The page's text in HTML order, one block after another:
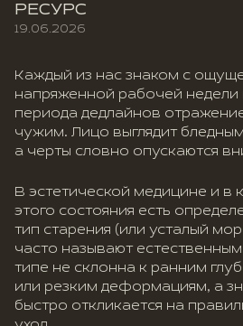
РЕСУРС
19.06.2026
Каждый из нас знаком с
напряженной рабочей недели
периода дедлайнов
чужим. Лицо выглядит
а черты словно опускаются
В эстетической медицине и в
этого состояния есть
тип старения (или усталый
часто называют
типе не склонна к ранним
или резким деформациям, а
быстро откликается на